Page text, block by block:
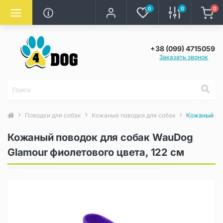
0 0 0
+38 (099) 4715059
Заказать звонок
Поводки для собак Кожаные поводки для собак Кожаный
Кожаный поводок для собак WauDog
Glamour фиолетового цвета, 122 см